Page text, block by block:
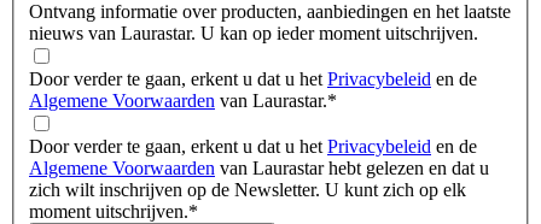
Ontvang informatie over producten, aanbiedingen en het laatste
nieuws van Laurastar. U kan op ieder moment uitschrijven.
Door verder te gaan, erkent u dat u het Privacybeleid en de
Algemene Voorwaarden van Laurastar.*
Door verder te gaan, erkent u dat u het Privacybeleid en de
Algemene Voorwaarden van Laurastar hebt gelezen en dat u
zich wilt inschrijven op de Newsletter. U kunt zich op elk
moment uitschrijven.*